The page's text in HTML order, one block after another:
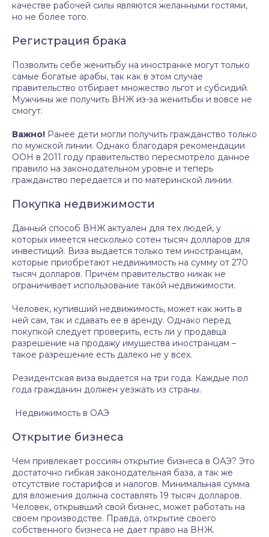
качестве рабочей силы являются желанными гостями,
но не более того.
Регистрация брака
Позволить себе женитьбу на иностранке могут только
самые богатые арабы, так как в этом случае
правительство отбирает множество льгот и субсидий.
Мужчины же получить ВНЖ из-за женитьбы и вовсе не
смогут.
Важно! Ранее дети могли получить гражданство только
по мужской линии. Однако благодаря рекомендации
ООН в 2011 году правительство пересмотрело данное
правило на законодательном уровне и теперь
гражданство передается и по материнской линии.
Покупка недвижимости
Данный способ ВНЖ актуален для тех людей, у
которых имеется несколько сотен тысяч долларов для
инвестиций. Виза выдается только тем иностранцам,
которые приобретают недвижимость на сумму от 270
тысяч долларов. Причём правительство никак не
ограничивает использование такой недвижимости.
Человек, купивший недвижимость, может как жить в
ней сам, так и сдавать ее в аренду. Однако перед
покупкой следует проверить, есть ли у продавца
разрешение на продажу имущества иностранцам –
такое разрешение есть далеко не у всех.
Резидентская виза выдается на три года. Каждые пол
года гражданин должен уезжать из страны.
Недвижимость в ОАЭ
Открытие бизнеса
Чем привлекает россиян открытие бизнеса в ОАЭ? Это
достаточно гибкая законодательная база, а так же
отсутствие гостарифов и налогов. Минимальная сумма
для вложения должна составлять 19 тысяч долларов.
Человек, открывший свой бизнес, может работать на
своем производстве. Правда, открытие своего
собственного бизнеса не дает право на ВНЖ.